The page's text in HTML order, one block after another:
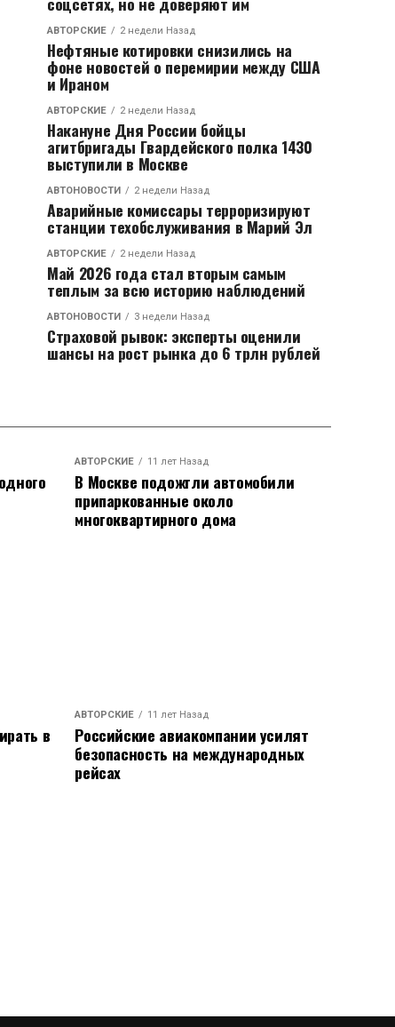
АВТОРСКИЕ 2 недели Назад
Нефтяные котировки снизились на
фоне новостей о перемирии между США
и Ираном
АВТОРСКИЕ 2 недели Назад
Накануне Дня России бойцы
агитбригады Гвардейского полка 1430
выступили в Москве
АВТОНОВОСТИ 2 недели Назад
Аварийные комиссары терроризируют
станции техобслуживания в Марий Эл
АВТОРСКИЕ 2 недели Назад
Май 2026 года стал вторым самым
теплым за всю историю наблюдений
АВТОНОВОСТИ 3 недели Назад
Страховой рывок: эксперты оценили
шансы на рост рынка до 6 трлн рублей
АВТОРСКИЕ 11 лет Назад
В Москве подожгли автомобили
припаркованные около
многоквартирного дома
в
АВТОРСКИЕ 11 лет Назад
Российские авиакомпании усилят
безопасность на международных
рейсах